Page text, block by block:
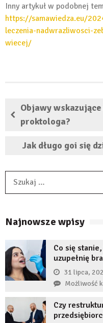
Inny artykuł w podobnej
https://samawiedza.eu/
leczenia-nadwrazliwosci-
wiecej/
Objawy
proktologa?
Jak długo goi się
Najnowsze wpisy
Co się
uzupełnię
31 lipca,
Możliwość
Czy